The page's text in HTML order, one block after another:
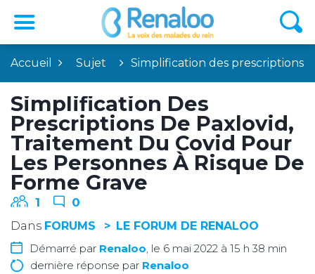
Accueil Sujet Simplification des prescriptions…
Simplification Des
Prescriptions De Paxlovid,
Traitement Du Covid Pour
Les Personnes À Risque De
Forme Grave
1 0
Dans FORUMS
LE FORUM DE RENALOO
Démarré par Renaloo , le 6 mai 2022 à 15 h 38 min
dernière réponse par Renaloo